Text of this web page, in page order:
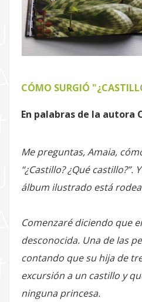
CÓMO SURGIÓ
En palabras de la autora
Me preguntas, Amaia,
“¿Castillo? ¿Qué castillo?”.
álbum ilustrado está
Comenzaré diciendo que
desconocida. Una de las
contando que su hija de
excursión a un castillo y
ninguna princesa.